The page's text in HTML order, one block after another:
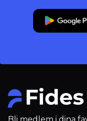
Bli medlem i dina